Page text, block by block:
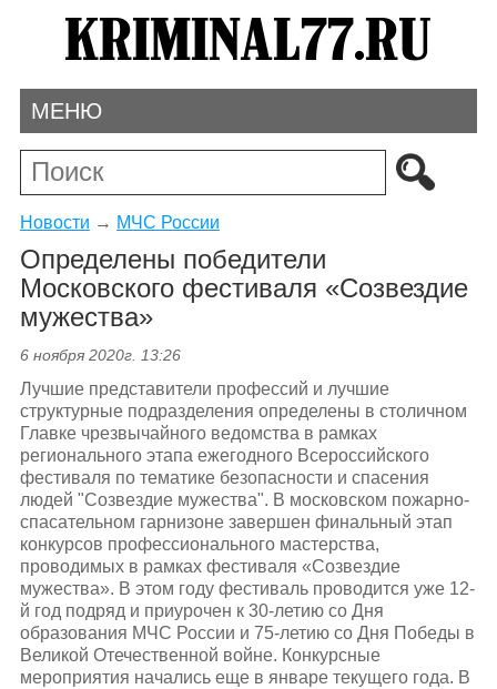
МЕНЮ
Новости → МЧС России
Определены победители
Московского фестиваля «Созвездие
мужества»
6 ноября 2020г. 13:26
Лучшие представители профессий и лучшие
структурные подразделения определены в столичном
Главке чрезвычайного ведомства в рамках
регионального этапа ежегодного Всероссийского
фестиваля по тематике безопасности и спасения
людей "Созвездие мужества". В московском пожарно-
спасательном гарнизоне завершен финальный этап
конкурсов профессионального мастерства,
проводимых в рамках фестиваля «Созвездие
мужества». В этом году фестиваль проводится уже 12-
й год подряд и приурочен к 30-летию со Дня
образования МЧС России и 75-летию со Дня Победы в
Великой Отечественной войне. Конкурсные
мероприятия начались еще в январе текущего года. В